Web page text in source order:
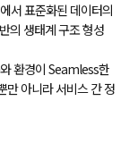
서 표준화된 데이터의
의 생태계 구조 형성
환경이 Seamless한
만 아니라 서비스 간 정